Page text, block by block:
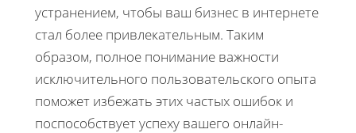
устранением, чтобы ваш бизнес в интернете
стал более привлекательным. Таким
образом, полное понимание важности
исключительного пользовательского опыта
поможет избежать этих частых ошибок и
поспособствует успеху вашего онлайн-